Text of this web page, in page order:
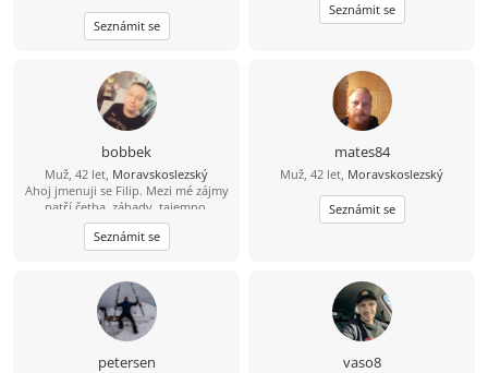
Seznámit se
Seznámit se
bobbek
Muž, 42 let, Moravskoslezský
Ahoj jmenuji se Filip. Mezi mé zájmy
patří četba, záhady, tajemno.
historie. Pasivně hokej fotbal.
Trošku kulhám, ale jinak v poho..
Seznámit se
mates84
Muž, 42 let, Moravskoslezský
Seznámit se
petersen vaso8